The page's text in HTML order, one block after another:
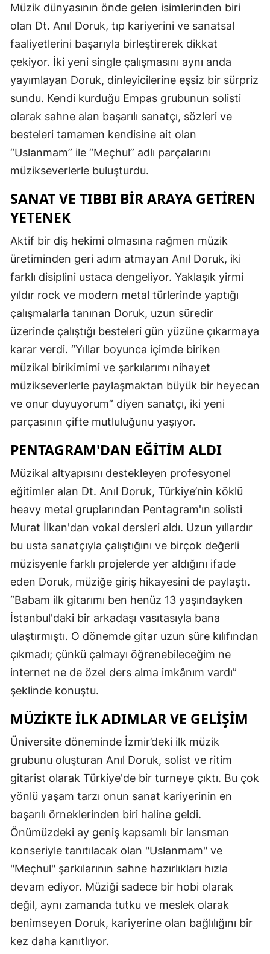
Müzik dünyasının önde gelen isimlerinden biri
olan Dt. Anıl Doruk, tıp kariyerini ve sanatsal
faaliyetlerini başarıyla birleştirerek dikkat
çekiyor. İki yeni single çalışmasını aynı anda
yayımlayan Doruk, dinleyicilerine eşsiz bir sürpriz
sundu. Kendi kurduğu Empas grubunun solisti
olarak sahne alan başarılı sanatçı, sözleri ve
besteleri tamamen kendisine ait olan
“Uslanmam” ile “Meçhul” adlı parçalarını
müzikseverlerle buluşturdu.
SANAT VE TIBBI BIR ARAYA GETIREN
YETENEK
Aktif bir diş hekimi olmasına rağmen müzik
üretiminden geri adım atmayan Anıl Doruk, iki
farklı disiplini ustaca dengeliyor. Yaklaşık yirmi
yıldır rock ve modern metal türlerinde yaptığı
çalışmalarla tanınan Doruk, uzun süredir
üzerinde çalıştığı besteleri gün yüzüne çıkarmaya
karar verdi. “Yıllar boyunca içimde biriken
müzikal birikimimi ve şarkılarımı nihayet
müzikseverlerle paylaşmaktan büyük bir heyecan
ve onur duyuyorum” diyen sanatçı, iki yeni
parçasının çifte mutluluğunu yaşıyor.
PENTAGRAM'DAN EĞITIM ALDI
Müzikal altyapısını destekleyen profesyonel
eğitimler alan Dt. Anıl Doruk, Türkiye’nin köklü
heavy metal gruplarından Pentagram'ın solisti
Murat İlkan'dan vokal dersleri aldı. Uzun yıllardır
bu usta sanatçıyla çalıştığını ve birçok değerli
müzisyenle farklı projelerde yer aldığını ifade
eden Doruk, müziğe giriş hikayesini de paylaştı.
“Babam ilk gitarımı ben henüz 13 yaşındayken
İstanbul'daki bir arkadaşı vasıtasıyla bana
ulaştırmıştı. O dönemde gitar uzun süre kılıfından
çıkmadı; çünkü çalmayı öğrenebileceğim ne
internet ne de özel ders alma imkânım vardı”
şeklinde konuştu.
MÜZIKTE İLK ADIMLAR VE GELIŞIM
Üniversite döneminde İzmir’deki ilk müzik
grubunu oluşturan Anıl Doruk, solist ve ritim
gitarist olarak Türkiye'de bir turneye çıktı. Bu çok
yönlü yaşam tarzı onun sanat kariyerinin en
başarılı örneklerinden biri haline geldi.
Önümüzdeki ay geniş kapsamlı bir lansman
konseriyle tanıtılacak olan "Uslanmam" ve
"Meçhul" şarkılarının sahne hazırlıkları hızla
devam ediyor. Müziği sadece bir hobi olarak
değil, aynı zamanda tutku ve meslek olarak
benimseyen Doruk, kariyerine olan bağlılığını bir
kez daha kanıtlıyor.